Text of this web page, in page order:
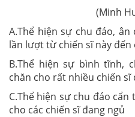
(Minh
A.Thể hiện sự chu đáo, ân
lần lượt từ chiến sĩ này đến
B.Thể hiện sự bình tĩnh,
chăn cho rất nhiều chiến
C.Thể hiện sự chu đáo cẩn
cho các chiến sĩ đang ngủ